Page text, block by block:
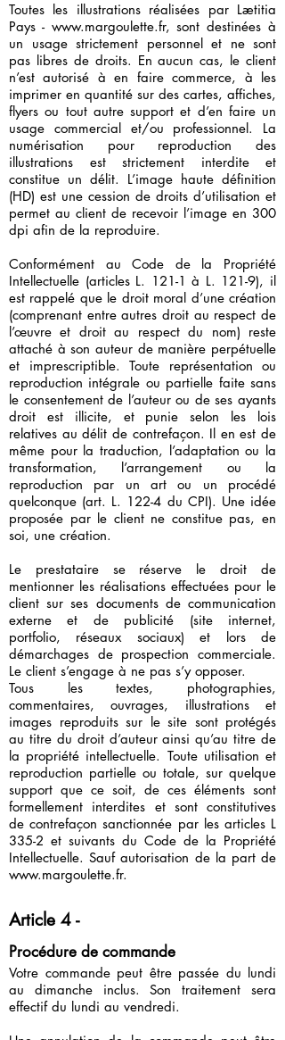
Toutes les illustrations réalisées par Lætitia
Pays - www.margoulette.fr, sont destinées à
un usage strictement personnel et ne sont
pas libres de droits. En aucun cas, le client
n’est autorisé à en faire commerce, à les
imprimer en quantité sur des cartes, affiches,
flyers ou tout autre support et d’en faire un
usage commercial et/ou professionnel. La
numérisation pour reproduction des
illustrations est strictement interdite et
constitue un délit. L’image haute définition
(HD) est une cession de droits d’utilisation et
permet au client de recevoir l’image en 300
dpi afin de la reproduire.
Conformément au Code de la Propriété
Intellectuelle (articles L. 121-1 à L. 121-9), il
est rappelé que le droit moral d’une création
(comprenant entre autres droit au respect de
l’œuvre et droit au respect du nom) reste
attaché à son auteur de manière perpétuelle
et imprescriptible. Toute représentation ou
reproduction intégrale ou partielle faite sans
le consentement de l’auteur ou de ses ayants
droit est illicite, et punie selon les lois
relatives au délit de contrefaçon. Il en est de
même pour la traduction, l’adaptation ou la
transformation, l’arrangement ou la
reproduction par un art ou un procédé
quelconque (art. L. 122-4 du CPI). Une idée
proposée par le client ne constitue pas, en
soi, une création.
Le prestataire se réserve le droit de
mentionner les réalisations effectuées pour le
client sur ses documents de communication
externe et de publicité (site internet,
portfolio, réseaux sociaux) et lors de
démarchages de prospection commerciale.
Le client s’engage à ne pas s’y opposer.
Tous les textes, photographies,
commentaires, ouvrages, illustrations et
images reproduits sur le site sont protégés
au titre du droit d’auteur ainsi qu’au titre de
la propriété intellectuelle. Toute utilisation et
reproduction partielle ou totale, sur quelque
support que ce soit, de ces éléments sont
formellement interdites et sont constitutives
de contrefaçon sanctionnée par les articles L
335-2 et suivants du Code de la Propriété
Intellectuelle. Sauf autorisation de la part de
www.margoulette.fr.
Article 4 -
Procédure de commande
Votre commande peut être passée du lundi
au dimanche inclus. Son traitement sera
effectif du lundi au vendredi.